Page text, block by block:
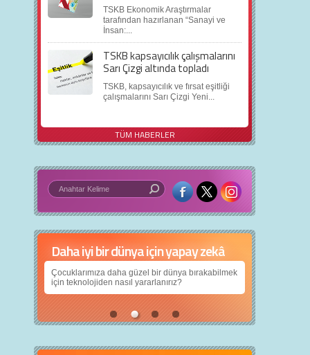
TSKB Ekonomik Araştırmalar
tarafından hazırlanan “Sanayi ve
İnsan:...
TSKB kapsayıcılık çalışmalarını
Sarı Çizgi altında topladı
TSKB, kapsayıcılık ve fırsat eşitliği
çalışmalarını Sarı Çizgi Yeni...
TÜM HABERLER
Daha iyi bir dünya için yapay zekâ
Çocuklarımıza daha güzel bir dünya bırakabilmek
için teknolojiden nasıl yararlanırız?